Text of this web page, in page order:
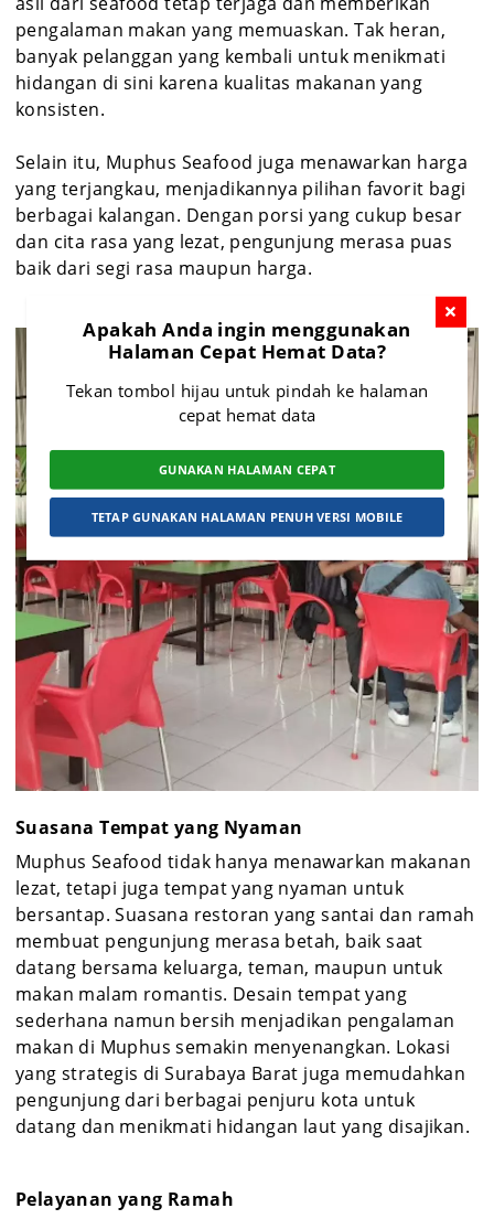
Apakah Anda ingin menggunakan
Halaman Cepat Hemat Data?
Tekan tombol hijau untuk pindah ke halaman
cepat hemat data
GUNAKAN HALAMAN CEPAT
TETAP GUNAKAN HALAMAN PENUH VERSI MOBILE
pengalaman makan yang memuaskan. Tak heran,
banyak pelanggan yang kembali untuk menikmati
hidangan di sini karena kualitas makanan yang
konsisten.
Selain itu, Muphus Seafood juga menawarkan harga
yang terjangkau, menjadikannya pilihan favorit bagi
berbagai kalangan. Dengan porsi yang cukup besar
dan cita rasa yang lezat, pengunjung merasa puas
baik dari segi rasa maupun harga.
Suasana Tempat yang Nyaman
Muphus Seafood tidak hanya menawarkan makanan
lezat, tetapi juga tempat yang nyaman untuk
bersantap. Suasana restoran yang santai dan ramah
membuat pengunjung merasa betah, baik saat
datang bersama keluarga, teman, maupun untuk
makan malam romantis. Desain tempat yang
sederhana namun bersih menjadikan pengalaman
makan di Muphus semakin menyenangkan. Lokasi
yang strategis di Surabaya Barat juga memudahkan
pengunjung dari berbagai penjuru kota untuk
datang dan menikmati hidangan laut yang disajikan.
Pelayanan yang Ramah